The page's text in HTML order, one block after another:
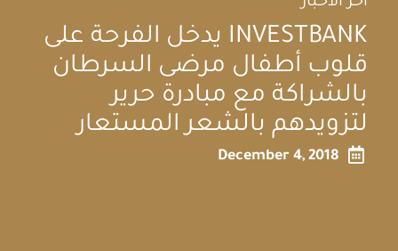
INVESTBANK يدخل الفرحة على
قلوب أطفال مرضى السرطان
بالشراكة مع مبادرة حرير
لتزويدهم بالشعر المستعار

December 4, 2018